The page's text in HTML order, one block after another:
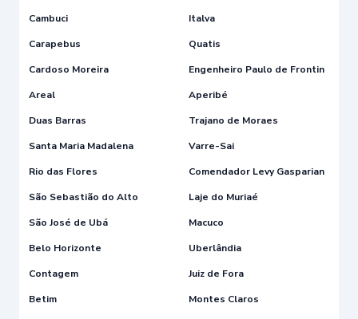
Cambuci
Italva
Carapebus
Quatis
Cardoso Moreira
Engenheiro Paulo de Frontin
Areal
Aperibé
Duas Barras
Trajano de Moraes
Santa Maria Madalena
Varre-Sai
Rio das Flores
Comendador Levy Gasparian
São Sebastião do Alto
Laje do Muriaé
São José de Ubá
Macuco
Belo Horizonte
Uberlândia
Contagem
Juiz de Fora
Betim
Montes Claros